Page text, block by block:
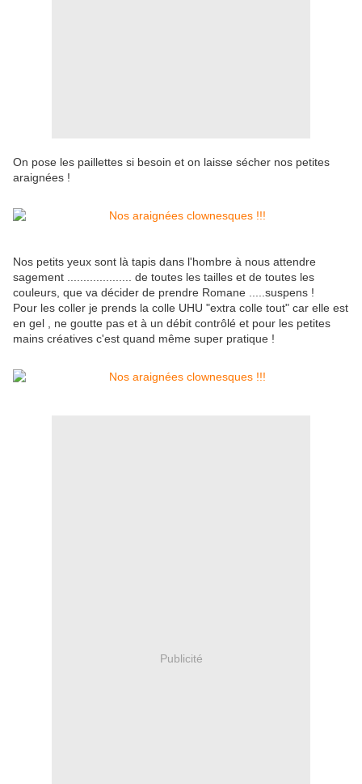
On pose les paillettes si besoin et on laisse sécher nos petites
araignées !
Nos petits yeux sont là tapis dans l'hombre à nous attendre
sagement .................... de toutes les tailles et de toutes les
couleurs, que va décider de prendre Romane .....suspens !
Pour les coller je prends la colle UHU "extra colle tout" car elle est
en gel , ne goutte pas et à un débit contrôlé et pour les petites
mains créatives c'est quand même super pratique !
Publicité